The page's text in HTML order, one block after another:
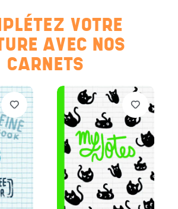
VOTRE
AVEC NOS
CARNETS